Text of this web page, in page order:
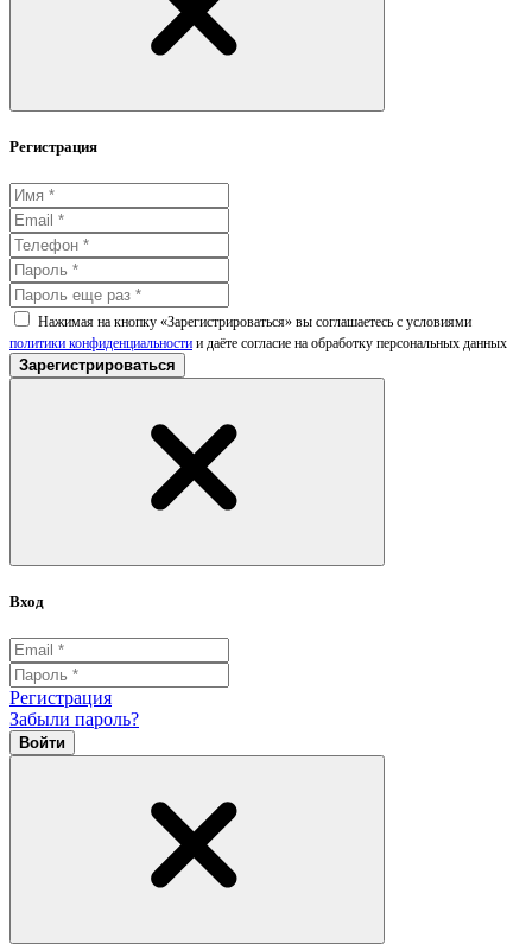
Регистрация
Нажимая на кнопку «Зарегистрироваться» вы соглашаетесь с условиями
политики конфиденциальности и даёте согласие на обработку персональных данных
Зарегистрироваться
Вход
Регистрация
Забыли пароль?
Войти